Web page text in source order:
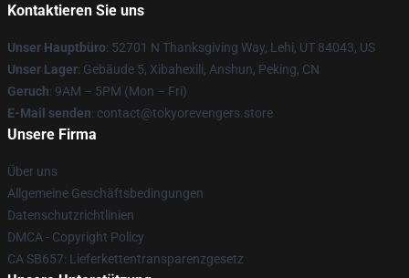
Kontaktieren Sie uns
Unser Hauptbüro: 52701 N Thanksgiving Way, Lehi, UT 84043, US
Unser Lager: Gebäude 5, Xibahexili, Anshun, Peking, CN
Geruch: 9AM – 5PM (Mon – Fri)
E-Mail senden: contact@tokyorevengers.store
Unsere Firma
Über uns
Allgemeine Geschäftsbedingungen
Datenschutzrichtlinien
DMCA - Copyright Policy
CA SB657: Lieferkettentransparenzgesetz